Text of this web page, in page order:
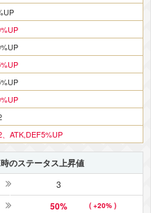
ATK,DEF5%UP
のステータス上昇値
3
50% ( +20% )